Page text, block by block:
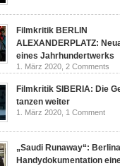
Filmkritik BERLIN
ALEXANDERPLATZ:
eines Jahrhundertwerks
1. März 2020, 2 Comments
Filmkritik SIBERIA: Die
tanzen weiter
1. März 2020, 1 Comment
„Saudi Runaway“:
Handydokumentation